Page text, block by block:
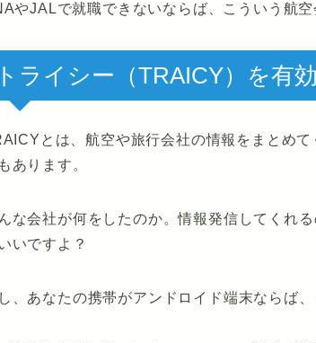
やJALで就職できないならば、こういう航空
トライシー（TRAICY）を有
とは、航空や旅行会社の情報をまとめ
あります。
な会社が何をしたのか。情報発信してくれ
いですよ？
、あなたの携帯がアンドロイド端末ならば